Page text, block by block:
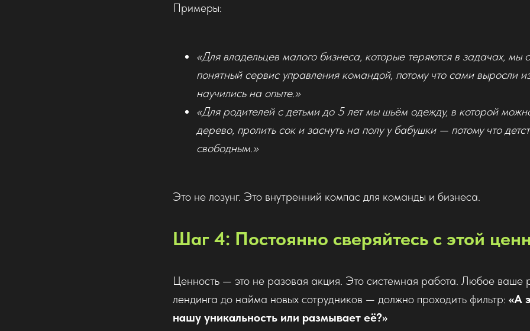
Примеры:
«Для владельцев малого бизнеса, которые теряются в задачах, мы
понятный сервис управления командой, потому что сами выросли
научились на опыте.»
«Для родителей с детьми до 5 лет мы шьём одежду, в которой
дерево, пролить сок и заснуть на полу у бабушки — потому что
свободным.»
Это не лозунг. Это внутренний компас для команды и бизнеса.
Шаг 4: Постоянно сверяйтесь с этой
Ценность — это не разовая акция. Это системная работа. Любое
лендинга до найма новых сотрудников — должно проходить фильтр: «А
нашу уникальность или размывает её?»